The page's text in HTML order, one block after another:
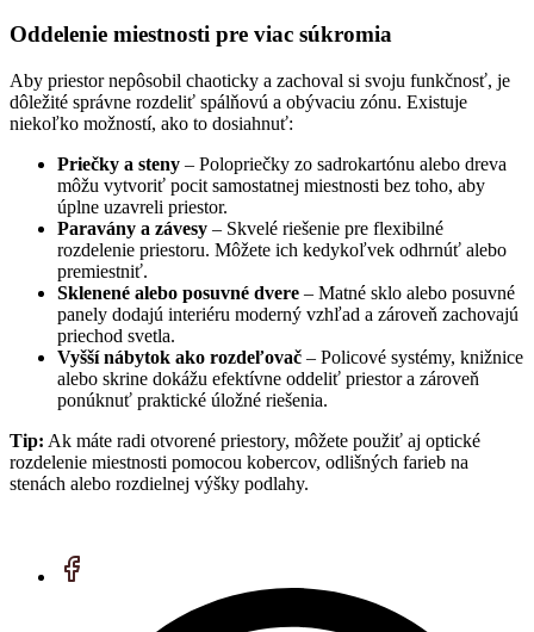
Oddelenie miestnosti pre viac súkromia
Aby priestor nepôsobil chaoticky a zachoval si svoju funkčnosť, je
dôležité správne rozdeliť spálňovú a obývaciu zónu. Existuje
niekoľko možností, ako to dosiahnuť:
Priečky a steny – Polopriečky zo sadrokartónu alebo dreva
môžu vytvoriť pocit samostatnej miestnosti bez toho, aby
úplne uzavreli priestor.
Paravány a závesy – Skvelé riešenie pre flexibilné
rozdelenie priestoru. Môžete ich kedykoľvek odhrnúť alebo
premiestniť.
Sklenené alebo posuvné dvere – Matné sklo alebo posuvné
panely dodajú interiéru moderný vzhľad a zároveň zachovajú
priechod svetla.
Vyšší nábytok ako rozdeľovač – Policové systémy, knižnice
alebo skrine dokážu efektívne oddeliť priestor a zároveň
ponúknuť praktické úložné riešenia.
Tip: Ak máte radi otvorené priestory, môžete použiť aj optické
rozdelenie miestnosti pomocou kobercov, odlišných farieb na
stenách alebo rozdielnej výšky podlahy.